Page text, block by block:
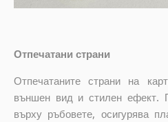
Отпечатани страни
Отпечатаните страни на
външен вид и стилен ефект.
върху ръбовете, осигурява